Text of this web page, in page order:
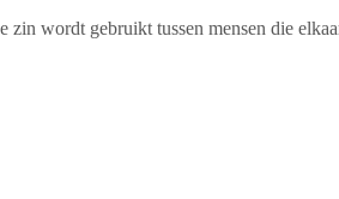
zin wordt gebruikt tussen mensen die